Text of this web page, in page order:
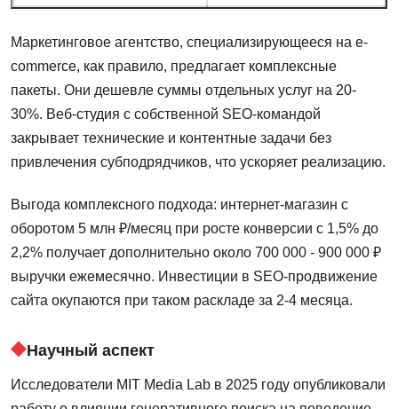
Маркетинговое агентство, специализирующееся на e-
commerce, как правило, предлагает комплексные
пакеты. Они дешевле суммы отдельных услуг на 20-
30%. Веб-студия с собственной SEO-командой
закрывает технические и контентные задачи без
привлечения субподрядчиков, что ускоряет реализацию.
Выгода комплексного подхода: интернет-магазин с
оборотом 5 млн ₽/месяц при росте конверсии с 1,5% до
2,2% получает дополнительно около 700 000 - 900 000 ₽
выручки ежемесячно. Инвестиции в SEO-продвижение
сайта окупаются при таком раскладе за 2-4 месяца.
Научный аспект
Исследователи MIT Media Lab в 2025 году опубликовали